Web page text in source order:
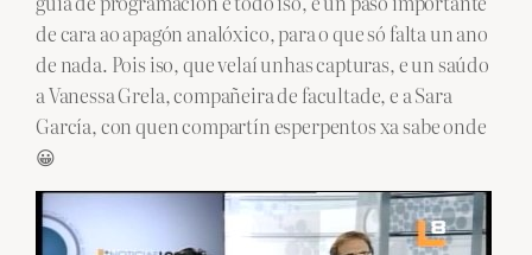
de cara ao apagón analóxico, para o que só falta un ano
de nada. Pois iso, que velaí unhas capturas, e un saúdo
a Vanessa Grela, compañeira de facultade, e a Sara
García, con quen compartín esperpentos xa sabe onde
😀